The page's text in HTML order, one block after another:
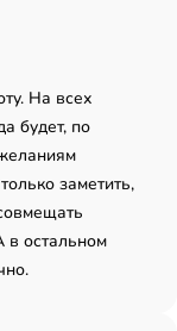
На всех
будет, по
заметить,
в остальном